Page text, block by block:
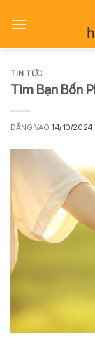
qua
TIN TỨC
Tìm Bạn Bốn
ĐĂNG VÀO 14/10/2024